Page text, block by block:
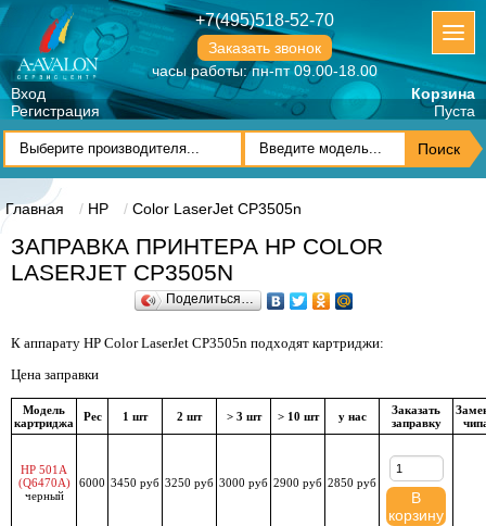
+7(495)518-52-70
Заказать звонок
часы работы: пн-пт 09.00-18.00
Вход
Регистрация
Корзина
Пуста
Главная HP Color LaserJet CP3505n
ЗАПРАВКА ПРИНТЕРА HP COLOR
LASERJET CP3505N
Поделиться…
К аппарату HP Color LaserJet CP3505n подходят картриджи:
Цена заправки
Модель
картриджа
Рес 1 шт 2 шт > 3 шт > 10 шт у нас
Заказать
заправку
HP 501A
(Q6470A)
черный
6000 3450 руб 3250 руб 3000 руб 2900 руб 2850 руб
В
корзину